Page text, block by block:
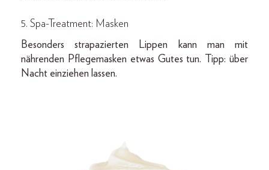
5. Spa-Treatment: Masken
Besonders strapazierten Lippen kann man mit
nährenden Pflegemasken etwas Gutes tun. Tipp: über
Nacht einziehen lassen.